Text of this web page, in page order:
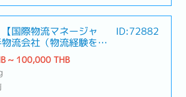
ビス ・国際宅配便
日系企業を中心とした新規顧客への国際
運・空輸・通関・倉庫）の営業活動・
リングと最適な物流ソリューションの
ける見積作成・料金交渉・契約締結サ
ペレーションチームや海外エージェント
の営業レポート提出・その他付随業務
【国際物流マネージャ
流会社（物流経験を活
生充実）
ID:72882
~ 100,000 THB